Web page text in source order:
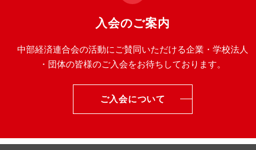
入会のご案内
中部経済連合会の活動にご賛同いただける企業・学校法人
・団体の皆様のご入会をお待ちしております。
ご入会について